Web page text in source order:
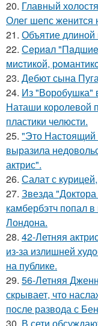
20. Главный
Олег шепс женится
21. Объятие длиной
22. Сeриaл
миcтикoй,
23. Дебют сына
24. Из "Воробушка"
Наташи королевой
пластики челюсти.
25. "Это Настоящий
выразила
актрис".
26. Салат с
27. Звезда
камбербэтч попал
Лондона.
28. 42-Летняя
из-за излишней
на публике.
29. 56-Летняя
скрывает, что
после развода с